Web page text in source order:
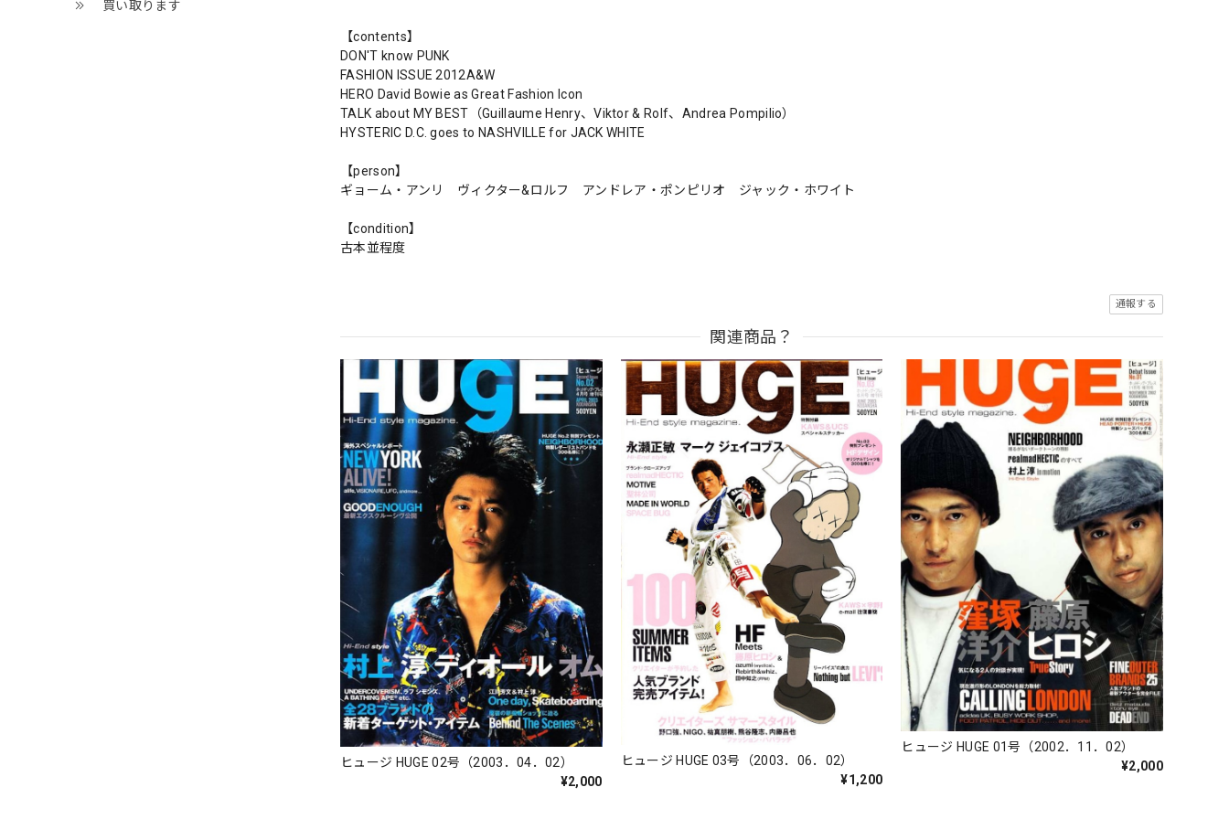
買い取ります
【contents】
DON'T know PUNK
FASHION ISSUE 2012A&W
HERO David Bowie as Great Fashion Icon
TALK about MY BEST（Guillaume Henry、Viktor & Rolf、Andrea Pompilio）
HYSTERIC D.C. goes to NASHVILLE for JACK WHITE
【person】
ギョーム・アンリ ヴィクター&ロルフ アンドレア・ポンピリオ ジャック・ホワイト
【condition】
古本並程度
通報する
関連商品？
ヒュージ HUGE 02号（2003．04．02）
¥2,000
ヒュージ HUGE 03号（2003．06．02）
¥1,200
ヒュージ HUGE 01号（2002．11．02）
¥2,000